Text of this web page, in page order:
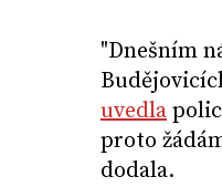
"Dnešním
uvedla
proto
dodala.